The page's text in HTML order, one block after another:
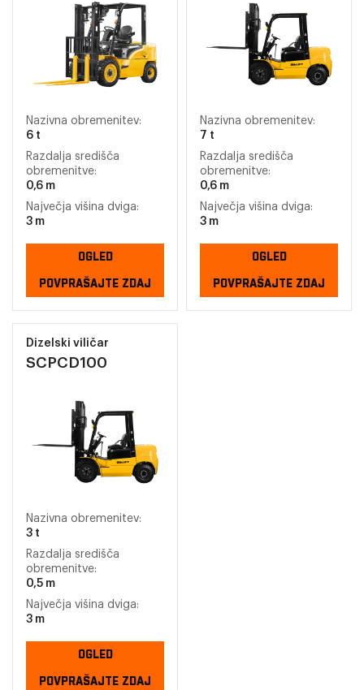
Nazivna obremenitev:
6 t
Razdalja središča
obremenitve:
0,6 m
Največja višina dviga:
3 m
OGLED
POVPRAŠAJTE ZDAJ
Nazivna obremenitev:
7 t
Razdalja središča
obremenitve:
0,6 m
Največja višina dviga:
3 m
OGLED
POVPRAŠAJTE ZDAJ
Dizelski viličar
SCPCD100
Nazivna obremenitev:
3 t
Razdalja središča
obremenitve:
0,5 m
Največja višina dviga:
3 m
OGLED
POVPRAŠAJTE ZDAJ